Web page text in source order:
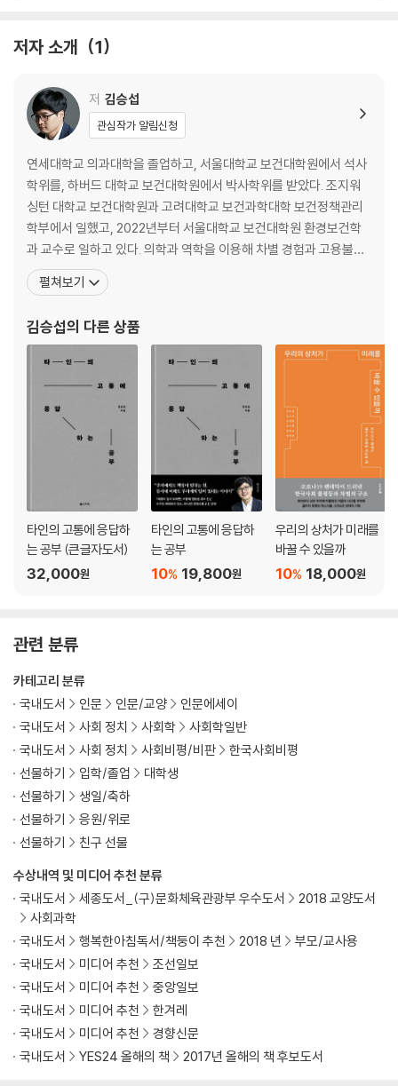
수의 표현을 빌자면 ‘몸은 정직하기 때문’이다. 이 책에서는 고용 불안, 차
어떻게 반영되는지를 사회역학의 여러 연구 사례와 함께 이야기한다.
-가난한 몸과 해부학의 역사
-질병의 ‘원인의 원인’을 추적하는 사회역학의 역사
[지극히 개인적인, 과학적 합리성의 세 가지 요소]
2. 질병 권하는 일터, 함께 수선하려면
해고노동자에게 국가란 무엇인가
-‘쌍용자동차 해고노동자 건강 연구’를 하며
누군가는 그들 편에 서야 한다
-삼성반도체 직업병 소송과 IBM 직업병 소송, 연구자가 거대 기업에 맞선
다는 의미
-직업병 만드는 공장, 원진레이온과 제일화학은 어디로 갔나
-연구자가 되어 다시, 전공의 근무환경과 환자 안전을 묻다
안전을 지키는 사람들, 그들이 아프다
-‘소방공무원 인권상황 실태조사’를 하며
[건강한 일터를 위한 올바른 숫자 읽기]
3. 끝과 시작, 슬픔이 길이 되려면
재난은 기록되어야 한다
-‘세월호 참사 생존 학생 실태조사’를 하며
[아이들은 살아남기 위해 최선을 다했다]
제도가 존재를 부정할 때, 몸은 아프다
동성애를 향한 비과학적 혐오에 반대하며
-동성애, 전환치료, 그리고 HIV/AIDS
[쏟아지는 비를 멈추게 할 수 없다면, 함께 그 비를 맞아야 한다]
수술대 앞에서 망설이는 트랜스젠더를 변호하며
-비수술 트랜스젠더의 현역 입영처분 소송
한국을 떠나면 당신도 소수자입니다
-부끄러움을 모르는 우리 사회 인종차별
-‘재소자 건강 연구’를 하며
4. 우리는 연결될수록 건강한 존재들
연결될수록 오래 사는가
-사회적 관계망과 건강 연구의 역사
스스로를 지킬 수 있다면, 우리는 안전해질까
-총기 규제, 공동체는 어디까지 책임져야 하는가
위험사회에서 함께 생존하려면
저자 소개 1
저 김승섭
관심작가 알림신청
연세대학교 의과대학을 졸업하고, 서울대학교 보건대학원에서 석사
학위를, 하버드 대학교 보건대학원에서 박사학위를 받았다. 조지워
싱턴 대학교 보건대학원과 고려대학교 보건과학대학 보건정책관리
학부에서 일했고, 2022년부터 서울대학교 보건대학원 환경보건학
과 교수로 일하고 있다. 의학과 역학을 이용해 차별 경험과 고용불안
등 사회적 요인이 장애인, 성소수자, 비정규직 노동자와 같은 사회적
약자의 건강을 어떻게 해치는지 연구하고 있다. 천안소년교도소에서
가인권위원회의 「구금시설 건강권 실태조사」에 참여했다. 2014년
「인턴·레
펼쳐보기
김승섭의 다른 상품
타인의 고통에 응답하
는 공부 (큰글자도서)
32,000원
타인의 고통에 응답하
는 공부
19,800원
10%
우리의 상처가 미래를
바꿀 수 있을까
18,000원
10%
관련 분류
수상내역 및 미디어 추천 분류
국내도서
세종도서_(구)문화체육관광부 우수도서
2018 교양도서
사회과학
국내도서
행복한아침독서/책둥이 추천 2018 년
부모/교사용
국내도서
미디어 추천
조선일보
국내도서
미디어 추천
중앙일보
국내도서
미디어 추천
한겨레
국내도서
미디어 추천
경향신문
국내도서
YES24 올해의 책 2017년 올해의 책 후보도서
카테고리 분류
국내도서
인문 인문/교양
인문에세이
국내도서
사회 정치 사회학
사회학일반
국내도서
사회 정치 사회비평/비판
한국사회비평
선물하기
입학/졸업
대학생
선물하기
생일/축하
선물하기
응원/위로
선물하기
친구 선물